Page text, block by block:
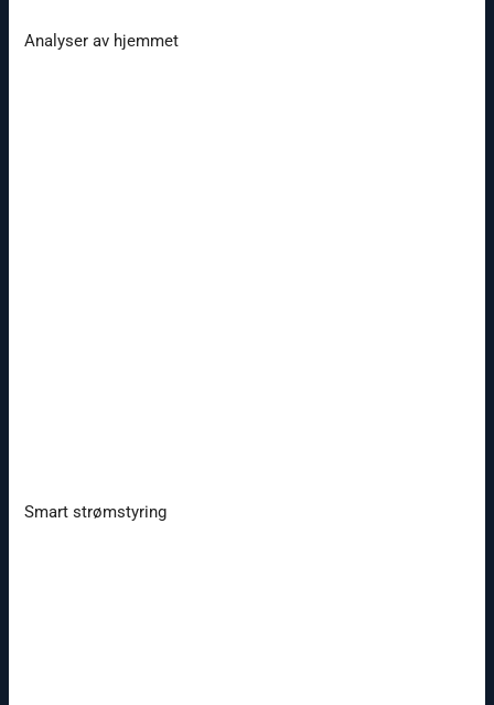
Analyser av hjemmet
Smart strømstyring